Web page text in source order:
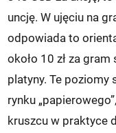
uncję. W ujęciu na
odpowiada to
około 10 zł za gram
platyny. Te poziomy
rynku
kruszcu w praktyce